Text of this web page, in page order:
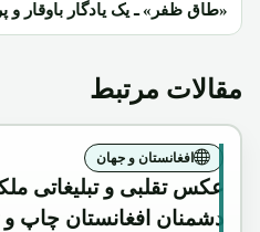
«طاق ظفر» ـ یک یادگار باوقار و
مقالات مرتبط
افغانستان و جهان
عکس تقلبی و تبلیغاتی
دشمنان افغانستان چاپ و